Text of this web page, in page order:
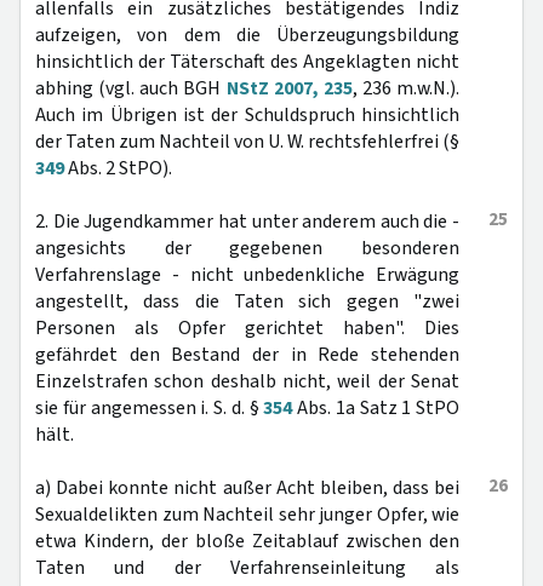
allenfalls ein zusätzliches bestätigendes Indiz
aufzeigen, von dem die Überzeugungsbildung
hinsichtlich der Täterschaft des Angeklagten nicht
abhing (vgl. auch BGH NStZ 2007, 235, 236 m.w.N.).
Auch im Übrigen ist der Schuldspruch hinsichtlich
der Taten zum Nachteil von U. W. rechtsfehlerfrei (§
349Abs. 2 StPO).
25
2. Die Jugendkammer hat unter anderem auch die -
angesichts der gegebenen besonderen
Verfahrenslage - nicht unbedenkliche Erwägung
angestellt, dass die Taten sich gegen "zwei
Personen als Opfer gerichtet haben". Dies
gefährdet den Bestand der in Rede stehenden
Einzelstrafen schon deshalb nicht, weil der Senat
sie für angemessen i. S. d. §354Abs. 1a Satz 1 StPO
hält.
26
a) Dabei konnte nicht außer Acht bleiben, dass bei
Sexualdelikten zum Nachteil sehr junger Opfer, wie
etwa Kindern, der bloße Zeitablauf zwischen den
Taten und der Verfahrenseinleitung als